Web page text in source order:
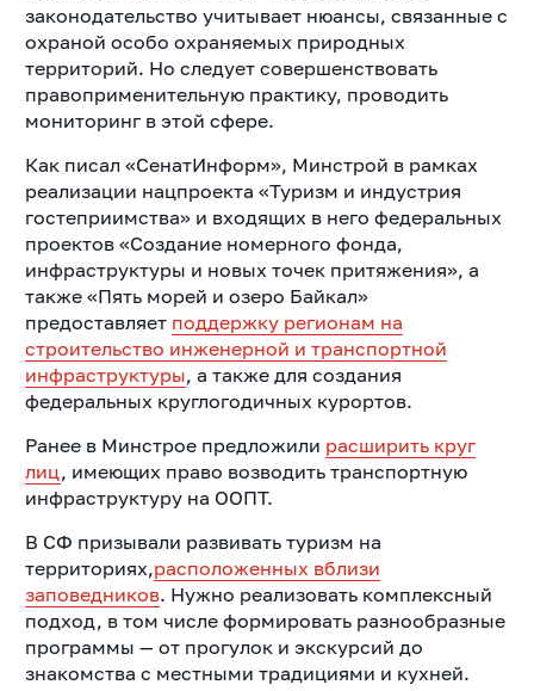
законодательство учитывает нюансы, связанные с
охраной особо охраняемых природных
территорий. Но следует совершенствовать
правоприменительную практику, проводить
мониторинг в этой сфере.
Как писал «СенатИнформ», Минстрой в рамках
реализации нацпроекта «Туризм и индустрия
гостеприимства» и входящих в него федеральных
проектов «Создание номерного фонда,
инфраструктуры и новых точек притяжения», а
также «Пять морей и озеро Байкал»
предоставляет поддержку регионам на
строительство инженерной и транспортной
инфраструктуры, а также для создания
федеральных круглогодичных курортов.
Ранее в Минстрое предложили расширить круг
лиц, имеющих право возводить транспортную
инфраструктуру на ООПТ.
В СФ призывали развивать туризм на
территориях,расположенных вблизи
заповедников. Нужно реализовать комплексный
подход, в том числе формировать разнообразные
программы — от прогулок и экскурсий до
знакомства с местными традициями и кухней.